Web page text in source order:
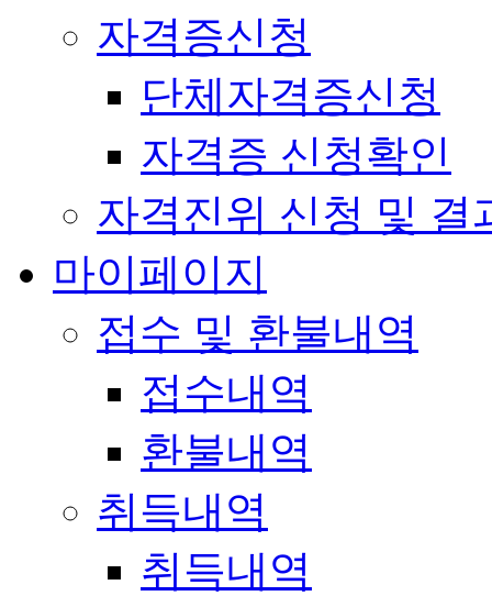
자격증신청
단체자격증신청
자격증 신청확인
자격진위 신청 및 결
마이페이지
접수 및 환불내역
접수내역
환불내역
취득내역
취득내역